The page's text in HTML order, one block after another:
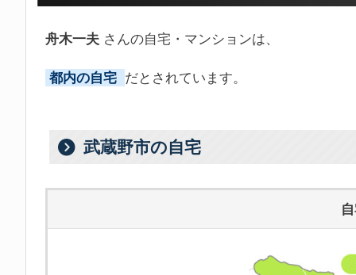
舟木一夫 さんの自宅・マンションは、
都内の自宅 だとされています。
武蔵野市の自宅